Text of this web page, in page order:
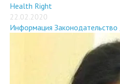
Health Right
22.02.2020
Информация Законодательство